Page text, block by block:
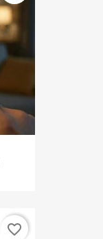
favorite_border